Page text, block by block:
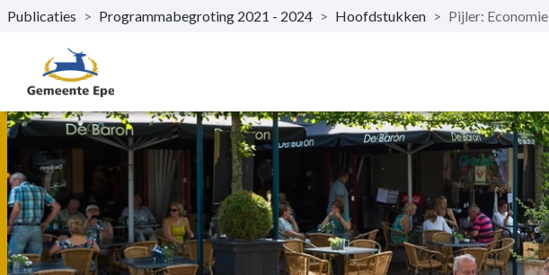
Naar hoofdinhoud
Publicaties > Programmabegroting 2021 - 2024 > Hoofdstukken > Pijler: Economie